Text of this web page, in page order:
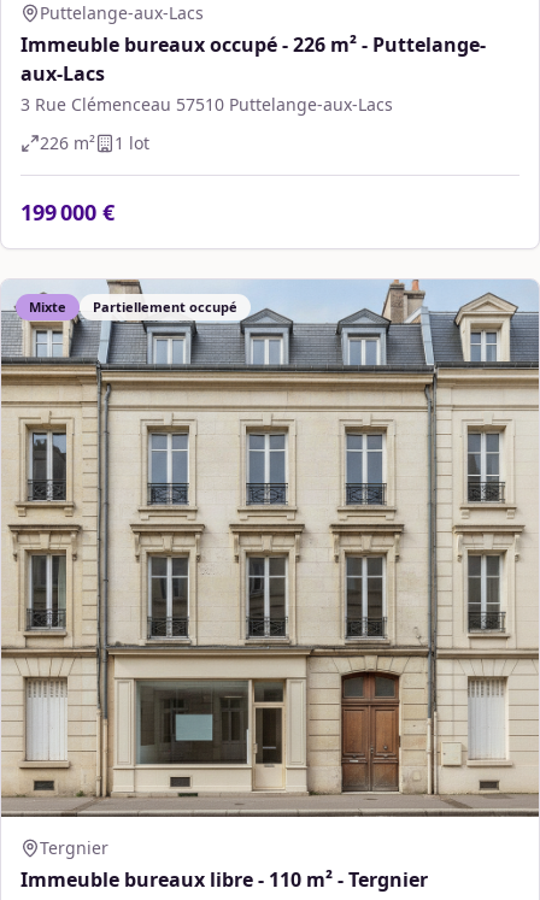
Puttelange-aux-Lacs
Immeuble bureaux occupé - 226 m² - Puttelange-
aux-Lacs
3 Rue Clémenceau 57510 Puttelange-aux-Lacs
226 m² 1 lot
199 000 €
Mixte Partiellement occupé
Tergnier
Immeuble bureaux libre - 110 m² - Tergnier